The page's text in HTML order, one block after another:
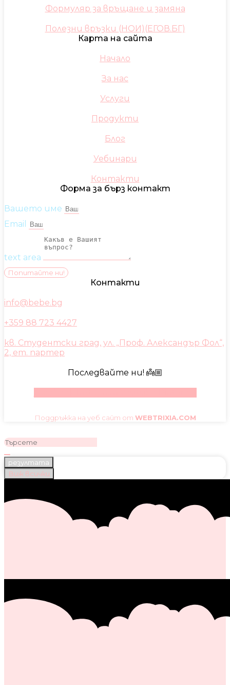
Формуляр за връщане и замяна
Полезни връзки (НОИ)(ЕГОВ.БГ)
Карта на сайта
Начало
За нас
Услуги
Продукти
Блог
Уебинари
Контакти
Форма за бърз контакт
Вашето име
Email
text area
Попитайте ни!
Контакти
info@bebe.bg
+359 88 723 4427
кв. Студентски град, ул. „Проф. Александър Фол“,
2, ет. партер
Последвайте ни! 👼🏼
Поддръжка на уеб сайт от WEBTRIXIA.COM
резултата
Виж всички